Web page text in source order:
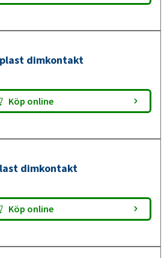
dimkontakt
Köp online
dimkontakt
Köp online